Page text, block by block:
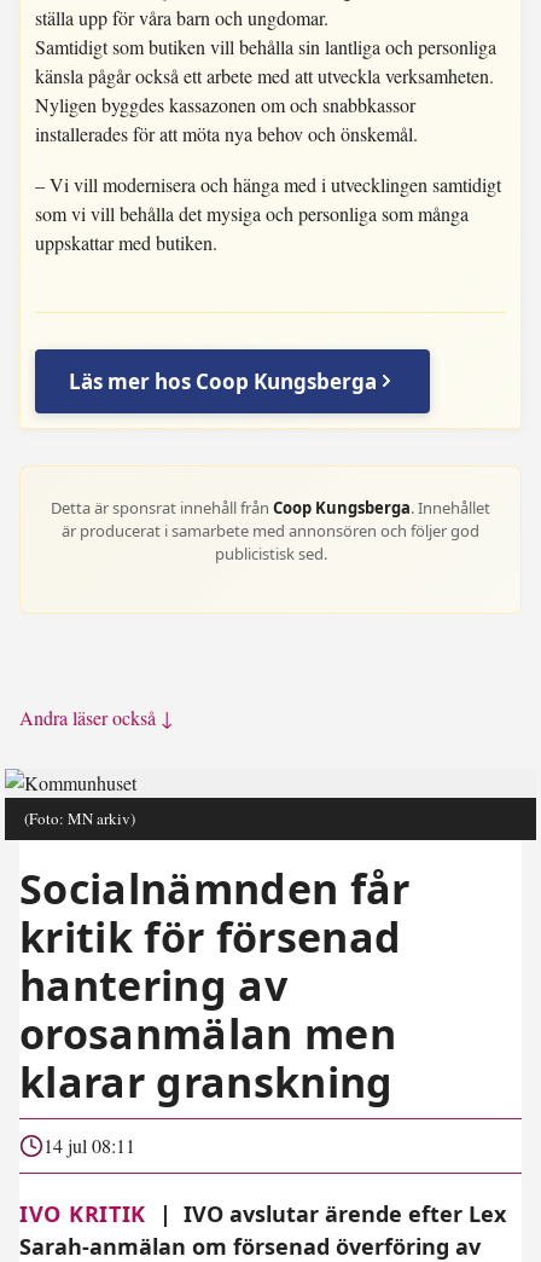
ställa upp för våra barn och ungdomar.
Samtidigt som butiken vill behålla sin lantliga och personliga
känsla pågår också ett arbete med att utveckla verksamheten.
Nyligen byggdes kassazonen om och snabbkassor
installerades för att möta nya behov och önskemål.
– Vi vill modernisera och hänga med i utvecklingen samtidigt
som vi vill behålla det mysiga och personliga som många
uppskattar med butiken.
Läs mer hos Coop Kungsberga
Detta är sponsrat innehåll från Coop Kungsberga. Innehållet
är producerat i samarbete med annonsören och följer god
publicistisk sed.
Andra läser också ↓
(Foto: MN arkiv)
Socialnämnden får
kritik för försenad
hantering av
orosanmälan men
klarar granskning
14 jul 08:11
IVO KRITIK | IVO avslutar ärende efter Lex
Sarah-anmälan om försenad överföring av